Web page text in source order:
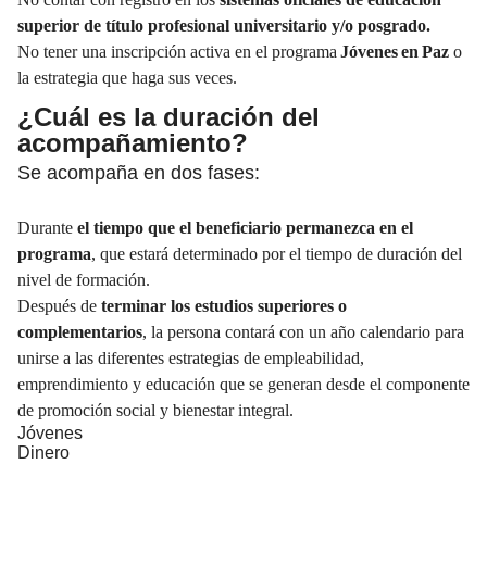
superior de título profesional universitario y/o posgrado.
No tener una inscripción activa en el programa Jóvenes en Paz o
la estrategia que haga sus veces.
¿Cuál es la duración del
acompañamiento?
Se acompaña en dos fases:
Durante el tiempo que el beneficiario permanezca en el
programa, que estará determinado por el tiempo de duración del
nivel de formación.
Después de terminar los estudios superiores o
complementarios, la persona contará con un año calendario para
unirse a las diferentes estrategias de empleabilidad,
emprendimiento y educación que se generan desde el componente
de promoción social y bienestar integral.
Jóvenes
Dinero